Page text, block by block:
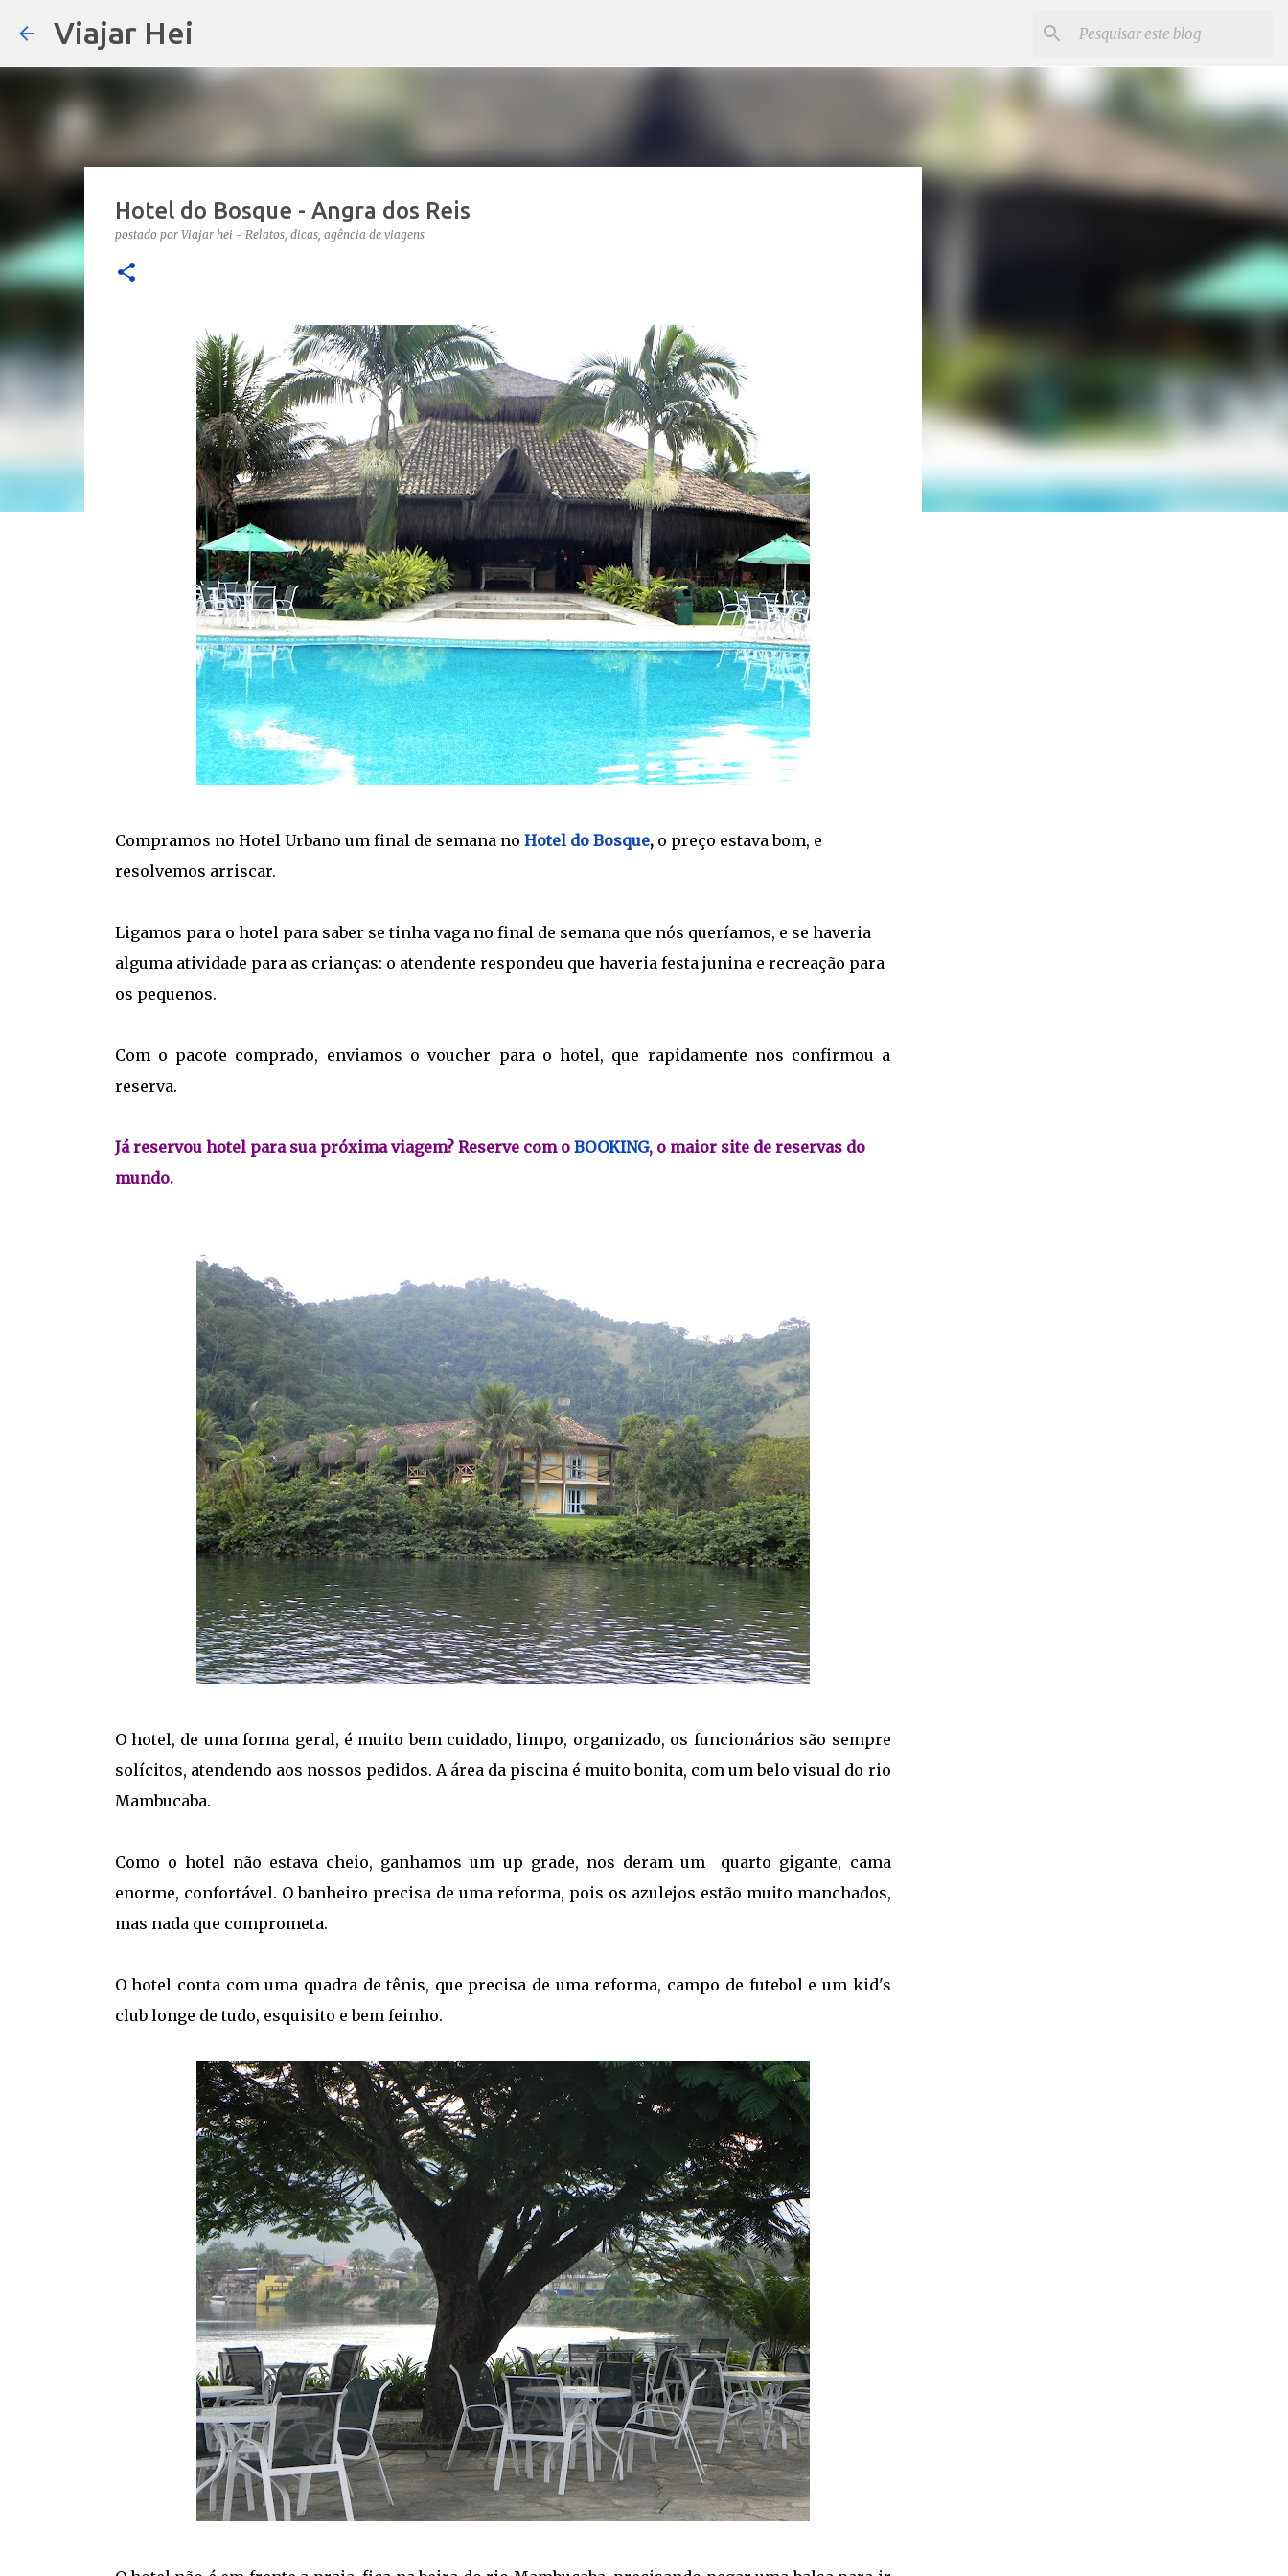
Viajar Hei
Hotel do Bosque - Angra dos Reis
postado por Viajar hei - Relatos, dicas, agência de viagens
Compramos no Hotel Urbano um final de semana no Hotel do Bosque, o preço estava bom, e
resolvemos arriscar.
Ligamos para o hotel para saber se tinha vaga no final de semana que nós queríamos, e se haveria
alguma atividade para as crianças: o atendente respondeu que haveria festa junina e recreação para
os pequenos.
Com o pacote comprado, enviamos o voucher para o hotel, que rapidamente nos confirmou a
reserva.
Já reservou hotel para sua próxima viagem? Reserve com o BOOKING, o maior site de reservas do
mundo.
O hotel, de uma forma geral, é muito bem cuidado, limpo, organizado, os funcionários são sempre
solícitos, atendendo aos nossos pedidos. A área da piscina é muito bonita, com um belo visual do rio
Mambucaba.
Como o hotel não estava cheio, ganhamos um up grade, nos deram um quarto gigante, cama
enorme, confortável. O banheiro precisa de uma reforma, pois os azulejos estão muito manchados,
mas nada que comprometa.
O hotel conta com uma quadra de tênis, que precisa de uma reforma, campo de futebol e um kid's
club longe de tudo, esquisito e bem feinho.